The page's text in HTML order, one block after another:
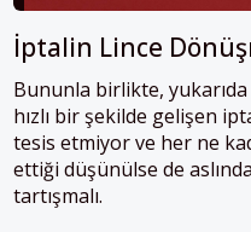
İptalin Lince
Bununla birlikte,
hızlı bir şekilde gelişen
tesis etmiyor ve her ne
ettiği düşünülse de
tartışmalı.